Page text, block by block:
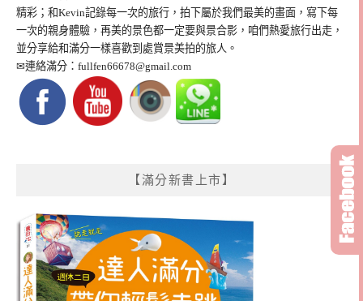
精彩；和Kevin記錄每一次的旅行，拍下屬於我們最美的畫面，寫下每
一次的親身體驗，再美的景色都一定要與景合影，咱們熱愛旅行出走，
並分享給和滿分一樣喜歡到處賞景美拍的旅人。
✉連絡滿分： fullfen66678@gmail.com
【滿分新書上市】